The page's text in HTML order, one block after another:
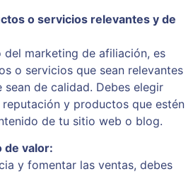
o servicios relevantes y de
del marketing de afiliación, es
o servicios que sean relevantes
de calidad. Debes elegir
y productos que estén
de tu sitio web o blog.
de valor:
y fomentar las ventas, debes